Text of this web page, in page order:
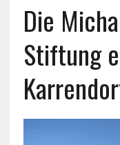
Die
Stiftung